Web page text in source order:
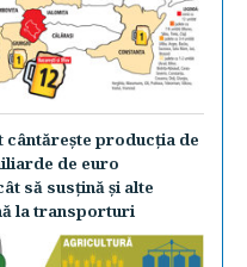
cântăreşte producţia de
de euro
să susţină şi alte
la transporturi